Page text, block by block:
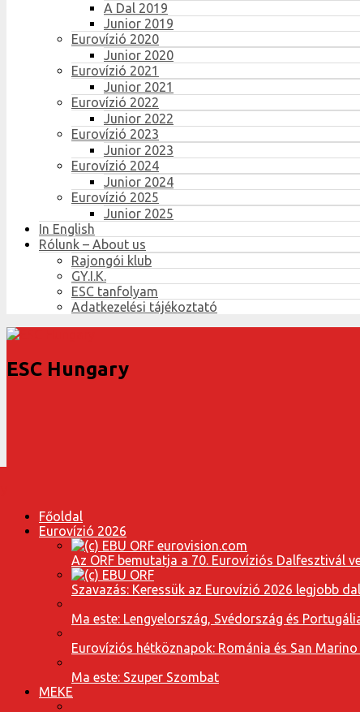
A Dal 2019
Junior 2019
Eurovízió 2020
Junior 2020
Eurovízió 2021
Junior 2021
Eurovízió 2022
Junior 2022
Eurovízió 2023
Junior 2023
Eurovízió 2024
Junior 2024
Eurovízió 2025
Junior 2025
In English
Rólunk – About us
Rajongói klub
GY.I.K.
ESC tanfolyam
Adatkezelési tájékoztató
ESC Hungary
Főoldal
Eurovízió 2026
Az ORF bemutatja a 70. Eurovíziós Dalfesztivál
Szavazás: Keressük az Eurovízió 2026 legjobb
Ma este: Lengyelország, Svédország és
Eurovíziós hétköznapok: Románia és San
Ma este: Szuper Szombat
MEKE